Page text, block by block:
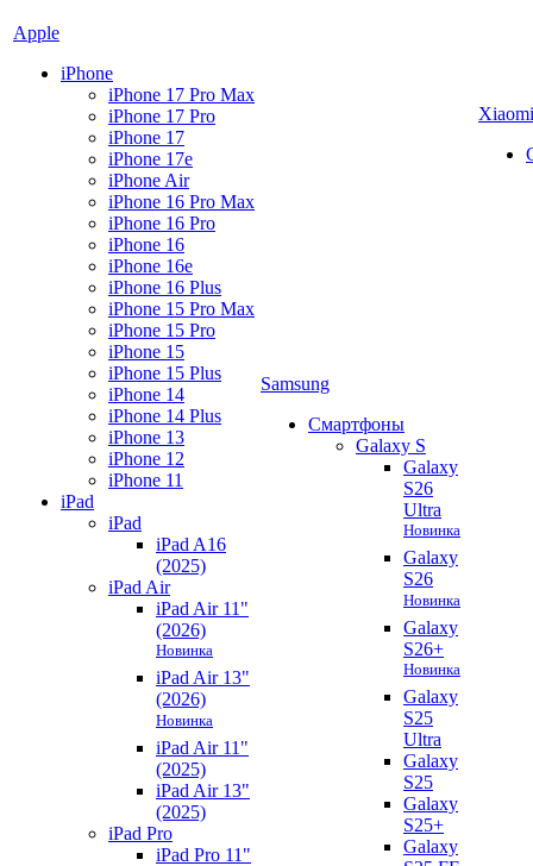
Apple
iPhone
iPhone 17 Pro Max
iPhone 17 Pro
iPhone 17
iPhone 17e
iPhone Air
iPhone 16 Pro Max
iPhone 16 Pro
iPhone 16
iPhone 16e
iPhone 16 Plus
iPhone 15 Pro Max
iPhone 15 Pro
iPhone 15
iPhone 15 Plus
iPhone 14
iPhone 14 Plus
iPhone 13
iPhone 12
iPhone 11
iPad
iPad
iPad A16
(2025)
iPad Air
iPad Air 11"
(2026)
Новинка
iPad Air 13"
(2026)
Новинка
iPad Air 11"
(2025)
iPad Air 13"
(2025)
iPad Pro
iPad Pro 11"
Samsung
Смартфоны
Galaxy S
Galaxy
S26
Ultra
Новинка
Galaxy
S26
Новинка
Galaxy
S26+
Новинка
Galaxy
S25
Ultra
Galaxy
S25
Galaxy
S25+
Galaxy
Xiaomi